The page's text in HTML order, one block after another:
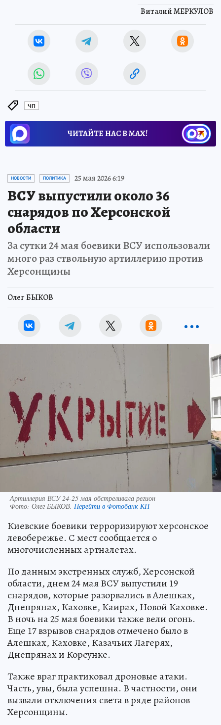
Виталий МЕРКУЛОВ
ЧП
ЧИТАЙТЕ НАС В МАХ!
НОВОСТИ ПОЛИТИКА 25 мая 2026 6:19
ВСУ выпустили около 36
снарядов по Херсонской
области
За сутки 24 мая боевики ВСУ использовали
много раз ствольную артиллерию против
Херсонщины
Олег БЫКОВ
Артиллерия ВСУ 24-25 мая обстреливала регион
Фото: Олег БЫКОВ. Перейти в Фотобанк КП
Киевские боевики терроризируют херсонское
левобережье. С мест сообщается о
многочисленных артналетах.
По данным экстренных служб, Херсонской
области, днем 24 мая ВСУ выпустили 19
снарядов, которые разорвались в Алешках,
Днепрянах, Каховке, Каирах, Новой Каховке.
В ночь на 25 мая боевики также вели огонь.
Еще 17 взрывов снарядов отмечено было в
Алешках, Каховке, Казачьих Лагерях,
Днепрянах и Корсунке.
Также враг практиковал дроновые атаки.
Часть, увы, была успешна. В частности, они
вызвали отключения света в ряде районов
Херсонщины.